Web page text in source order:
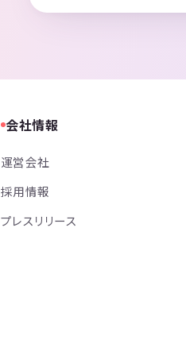
会社情報
運営会社
採用情報
プレスリリース